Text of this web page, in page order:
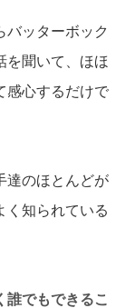
バッターボック
を聞いて、ほほ
感心するだけで
達のほとんどが
く知られている
誰でもできるこ